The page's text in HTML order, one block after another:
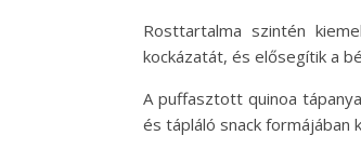
Rosttartalma szintén
kockázatát, és elősegítik a
A puffasztott quinoa
és tápláló snack formájában